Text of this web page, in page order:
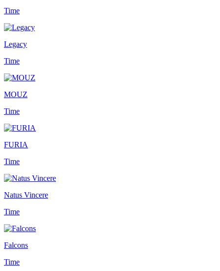
Time
Legacy
Time
MOUZ
Time
FURIA
Time
Natus Vincere
Time
Falcons
Time